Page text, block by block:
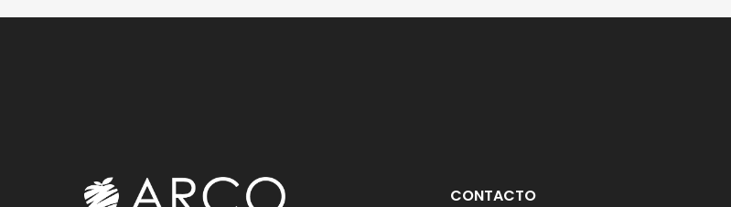
CONTACTO